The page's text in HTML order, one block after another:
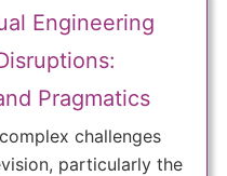
Engineering
Pragmatics
challenges
particularly the